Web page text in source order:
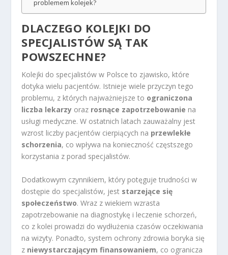
problemem kolejek?
DLACZEGO KOLEJKI DO
SPECJALISTÓW SĄ TAK
POWSZECHNE?
Kolejki do specjalistów w Polsce to zjawisko, które
dotyka wielu pacjentów. Istnieje wiele przyczyn tego
problemu, z których najważniejsze to ograniczona
liczba lekarzy oraz rosnące zapotrzebowanie na
usługi medyczne. W ostatnich latach zauważalny jest
wzrost liczby pacjentów cierpiących na przewlekłe
schorzenia, co wpływa na konieczność częstszego
korzystania z porad specjalistów.
Dodatkowym czynnikiem, który potęguje trudności w
dostępie do specjalistów, jest starzejące się
społeczeństwo. Wraz z wiekiem wzrasta
zapotrzebowanie na diagnostykę i leczenie schorzeń,
co z kolei prowadzi do wydłużenia czasów oczekiwania
na wizyty. Ponadto, system ochrony zdrowia boryka się
z niewystarczającym finansowaniem, co ogranicza